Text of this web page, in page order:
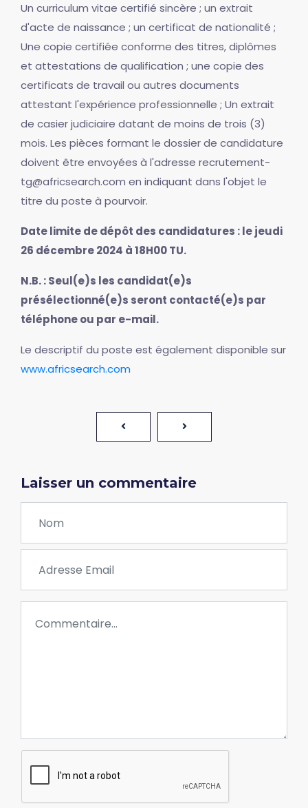
Un curriculum vitae certifié sincère ; un extrait
d'acte de naissance ; un certificat de nationalité ;
Une copie certifiée conforme des titres, diplômes
et attestations de qualification ; une copie des
certificats de travail ou autres documents
attestant l'expérience professionnelle ; Un extrait
de casier judiciaire datant de moins de trois (3)
mois. Les pièces formant le dossier de candidature
doivent être envoyées à l'adresse recrutement-
tg@africsearch.com en indiquant dans l'objet le
titre du poste à pourvoir.
Date limite de dépôt des candidatures : le jeudi
26 décembre 2024 à 18H00 TU.
N.B. : Seul(e)s les candidat(e)s
présélectionné(e)s seront contacté(e)s par
téléphone ou par e-mail.
Le descriptif du poste est également disponible sur
www.africsearch.com
Laisser un commentaire